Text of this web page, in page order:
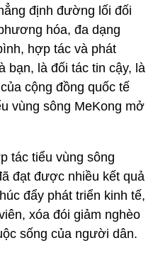
định đường lối đối
hóa, đa dạng
hợp tác và phát
bạn, là đối tác tin cậy, là
cộng đồng quốc tế
vùng sông MeKong mở
tác tiểu vùng sông
đạt được nhiều kết quả
đẩy phát triển kinh tế,
xóa đói giảm nghèo
sống của người dân.